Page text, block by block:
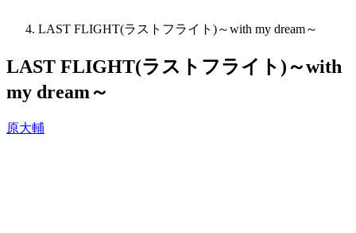
LAST FLIGHT(ラストフライト)～with my dream～
LAST FLIGHT(ラストフライト)～with
my dream～
原大輔